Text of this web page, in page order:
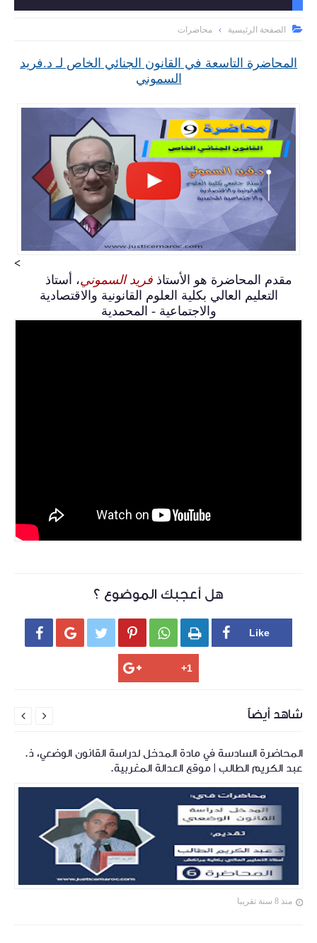
 الصفحة الرئيسية محاضرات
المحاضرة التاسعة في القانون الجنائي الخاص لـ د.فريد
السموني
>
مقدم المحاضرة هو الأستاذ فريد السموني، أستاذ
التعليم العالي بكلية العلوم القانونية والاقتصادية
والاجتماعية - المحمدية
هل أعجبك الموضوع ؟
     
شاهد أيضاً
المحاضرة السادسة في مادة المدخل لدراسة القانون الوضعي، ذ.
عبد الكريم الطالب | موقع العدالة المغربية.
منذ 8 سنة تقريبا

